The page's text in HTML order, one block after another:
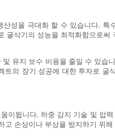
성을 극대화 할 수 있습니다.
삭기의 성능을 최적화함으로
유지 보수 비용을 줄일 수 있습
의 장기 성공에 대한 투자로 굴
됩니다. 하중 감지 기술 및 압
손상이나 부상을 방지하기 위